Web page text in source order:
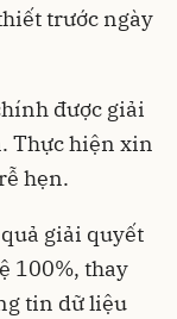
trước ngày
được giải
Thực hiện xin
hẹn.
giải quyết
100%, thay
tin dữ liệu